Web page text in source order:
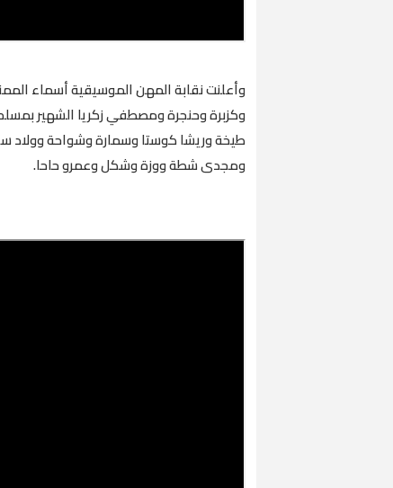
وأعلنت نقابة المهن الموسيقية أسماء
وكزبرة وحنجرة ومصطفي زكريا الشهير
طيخة وريشا كوستا وسمارة وشواحة وولاد
ومجدى شطة ووزة وشكل وعمرو حاحا.